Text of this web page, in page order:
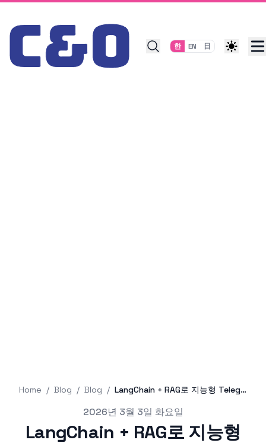
Skip to content
한 EN 日
Home / Blog / Blog / LangChain + RAG로 지능형 Telegram FAQ 봇 만들기: 문서 기반 질의응답 시스템
2026년 3월 3일 화요일
LangChain + RAG로 지능형